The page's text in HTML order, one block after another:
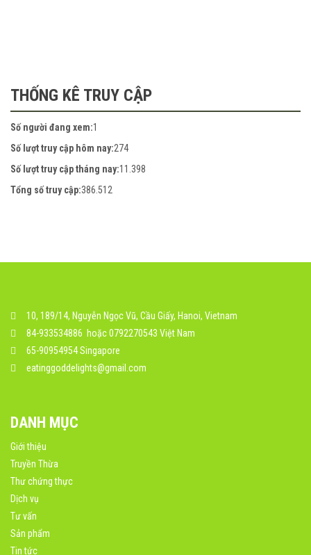
THỐNG KÊ TRUY CẬP
Số người đang xem:1
Số lượt truy cập hôm nay:274
Số lượt truy cập tháng nay:11.398
Tổng số truy cập:386.512
10, 189/14, Nguyễn Ngọc Vũ, Cầu Giấy, Hanoi, Vietnam
84-933534886 hoặc 0792270543 Việt Nam
65-90954954 Singapore
eatinggoddelights@gmail.com
DANH MỤC
Giới thiệu
Truyền Thừa
Thư chứng thực
Dịch vụ
Tư vấn
Sản phẩm
Tin tức